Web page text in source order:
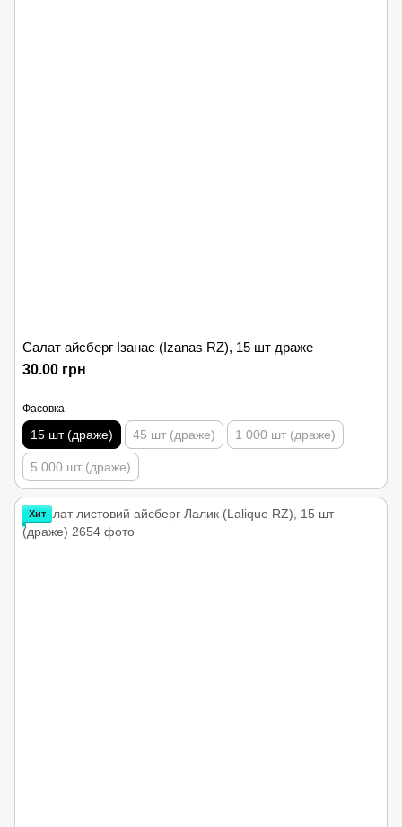
Салат айсберг Ізанас (Izanas RZ), 15 шт драже
30.00 грн
Фасовка
15 шт (драже) 45 шт (драже) 1 000 шт (драже)
5 000 шт (драже)
Хит